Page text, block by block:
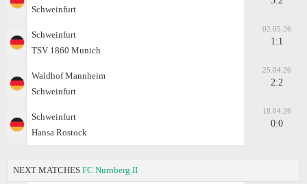
Schweinfurt
Schweinfurt
TSV 1860 Munich
02.05.26
1:1
Waldhof Mannheim
Schweinfurt
25.04.26
2:2
Schweinfurt
Hansa Rostock
18.04.26
0:0
NEXT MATCHES FC Nurnberg II